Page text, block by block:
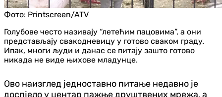
Фото: Printscreen/ATV
Голубове често називају “летећим пацовима”, а они
представљају свакодневицу у готово сваком граду.
Ипак, многи људи и данас се питају зашто готово
никада не виде њихове младунце.
Ово наизглед једноставно питање недавно је
доспјело у центар пажње друштвених мрежа, а